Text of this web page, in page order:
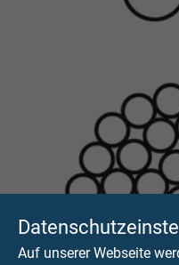
Auf unserer Webseite